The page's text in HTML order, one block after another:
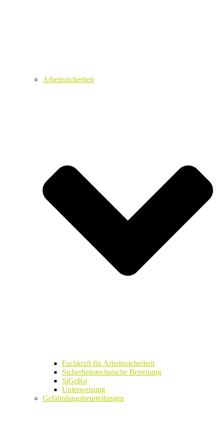
Arbeitssicherheit
Fachkraft für Arbeitssicherheit
Sicherheitstechnische Betreuung
SiGeKo
Unterweisung
Gefährdungsbeurteilungen